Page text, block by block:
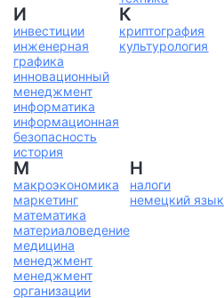
И
инвестиции
инженерная
графика
инновационный
менеджмент
информатика
информационная
безопасность
история
К
криптография
культурология
М
макроэкономика
маркетинг
математика
материаловедение
медицина
менеджмент
менеджмент
организации
Н
налоги
немецкий язык